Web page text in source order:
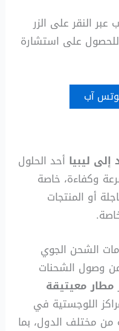
النقر على الزر
للحصول على استشارة
آب
ليبيا أحد الحلول
وكفاءة، خاصة
أو المنتجات
الشحن الجوي
وصول الشحنات
مطار معيتيقة
اللوجستية في
من مختلف الدول، بما